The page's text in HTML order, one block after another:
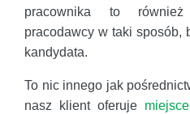
pracownika to również
pracodawcy w taki sposób,
kandydata.
To nic innego jak
nasz klient oferuje